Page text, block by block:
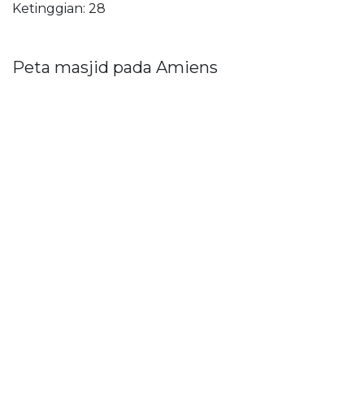
Ketinggian: 28
Peta masjid pada Amiens